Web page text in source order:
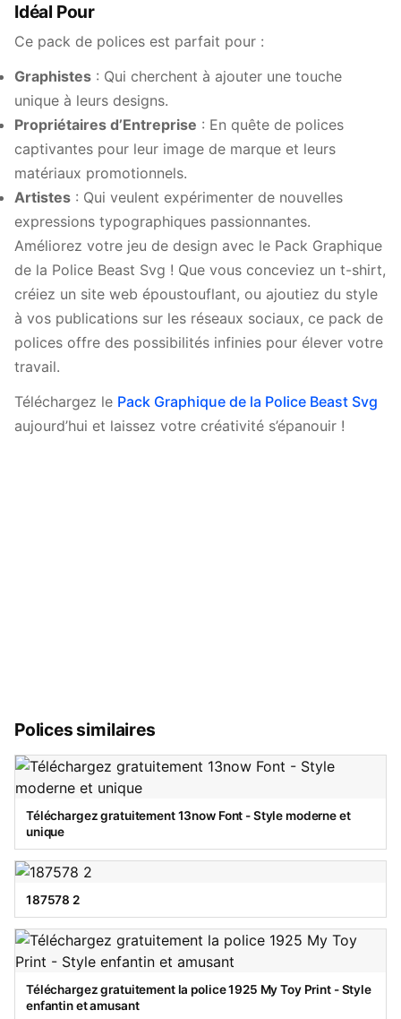
Idéal Pour
Ce pack de polices est parfait pour :
Graphistes : Qui cherchent à ajouter une touche
unique à leurs designs.
Propriétaires d’Entreprise : En quête de polices
captivantes pour leur image de marque et leurs
matériaux promotionnels.
Artistes : Qui veulent expérimenter de nouvelles
expressions typographiques passionnantes.
Améliorez votre jeu de design avec le Pack Graphique
de la Police Beast Svg ! Que vous conceviez un t-shirt,
créiez un site web époustouflant, ou ajoutiez du style
à vos publications sur les réseaux sociaux, ce pack de
polices offre des possibilités infinies pour élever votre
travail.
Téléchargez le Pack Graphique de la Police Beast Svg
aujourd’hui et laissez votre créativité s’épanouir !
Polices similaires
Téléchargez gratuitement 13now Font - Style moderne et
unique
187578 2
Téléchargez gratuitement la police 1925 My Toy Print - Style
enfantin et amusant